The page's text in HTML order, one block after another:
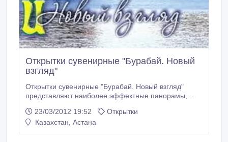
Открытки сувенирные "Бурабай. Новый
взгляд"
Открытки сувенирные "Бурабай. Новый взгляд"
представляют наиболее эффектные панорамы,
исторические и природные памятники. На обороте
открыток дано краткое описание изображения,
23/03/2012 19:52
Открытки
Казахстан, Астана